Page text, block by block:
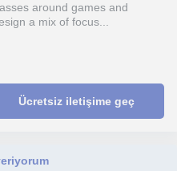
around games and
a mix of focus...
Ücretsiz iletişime geç